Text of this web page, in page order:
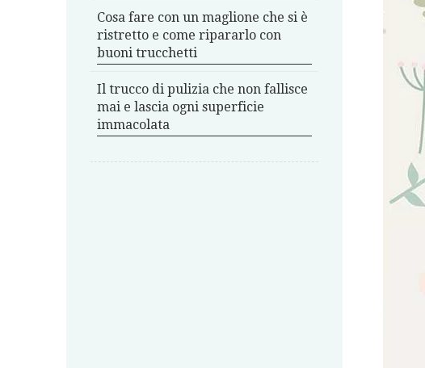
Cosa fare con un maglione che si è
ristretto e come ripararlo con
buoni trucchetti
Il trucco di pulizia che non fallisce
mai e lascia ogni superficie
immacolata